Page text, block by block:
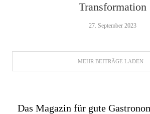
Transformation
27. September 2023
MEHR BEITRÄGE LADEN
Das Magazin für gute